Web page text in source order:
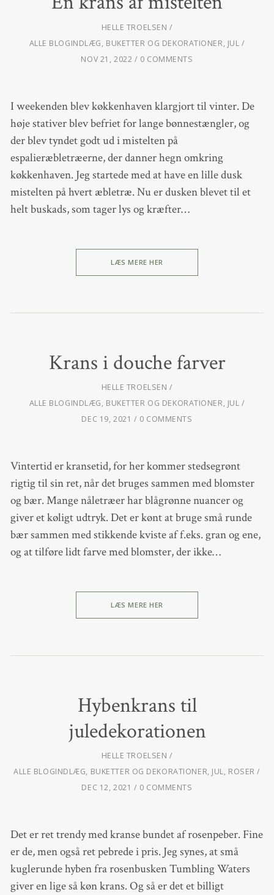
HELLE TROELSEN
ALLE BLOGINDLÆG, BUKETTER OG DEKORATIONER, JUL
NOV 21, 2022
0 COMMENTS
I weekenden blev køkkenhaven klargjort til vinter. De
høje stativer blev befriet for lange bønnestængler, og
der blev tyndet godt ud i mistelten på
espalieræbletræerne, der danner hegn omkring
køkkenhaven. Jeg startede med at have en lille dusk
mistelten på hvert æbletræ. Nu er dusken blevet til et
helt buskads, som tager lys og kræfter…
LÆS MERE HER
Krans i douche farver
HELLE TROELSEN
ALLE BLOGINDLÆG, BUKETTER OG DEKORATIONER, JUL
DEC 19, 2021
0 COMMENTS
Vintertid er kransetid, for her kommer stedsegrønt
rigtig til sin ret, når det bruges sammen med blomster
og bær. Mange nåletræer har blågrønne nuancer og
giver et køligt udtryk. Det er kønt at bruge små runde
bær sammen med stikkende kviste af f.eks. gran og ene,
og at tilføre lidt farve med blomster, der ikke…
LÆS MERE HER
Hybenkrans til
juledekorationen
HELLE TROELSEN
ALLE BLOGINDLÆG, BUKETTER OG DEKORATIONER, JUL, ROSER
DEC 12, 2021
0 COMMENTS
Det er ret trendy med kranse bundet af rosenpeber. Fine
er de, men også ret pebrede i pris. Jeg synes, at små
kuglerunde hyben fra rosenbusken Tumbling Waters
giver en lige så køn krans. Og så er det et billigt